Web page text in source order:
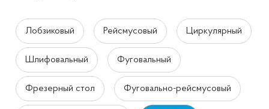
Лобзиковый Рейсмусовый Циркулярный
Шлифовальный Фуговальный
Фрезерный стол Фуговально-рейсмусовый